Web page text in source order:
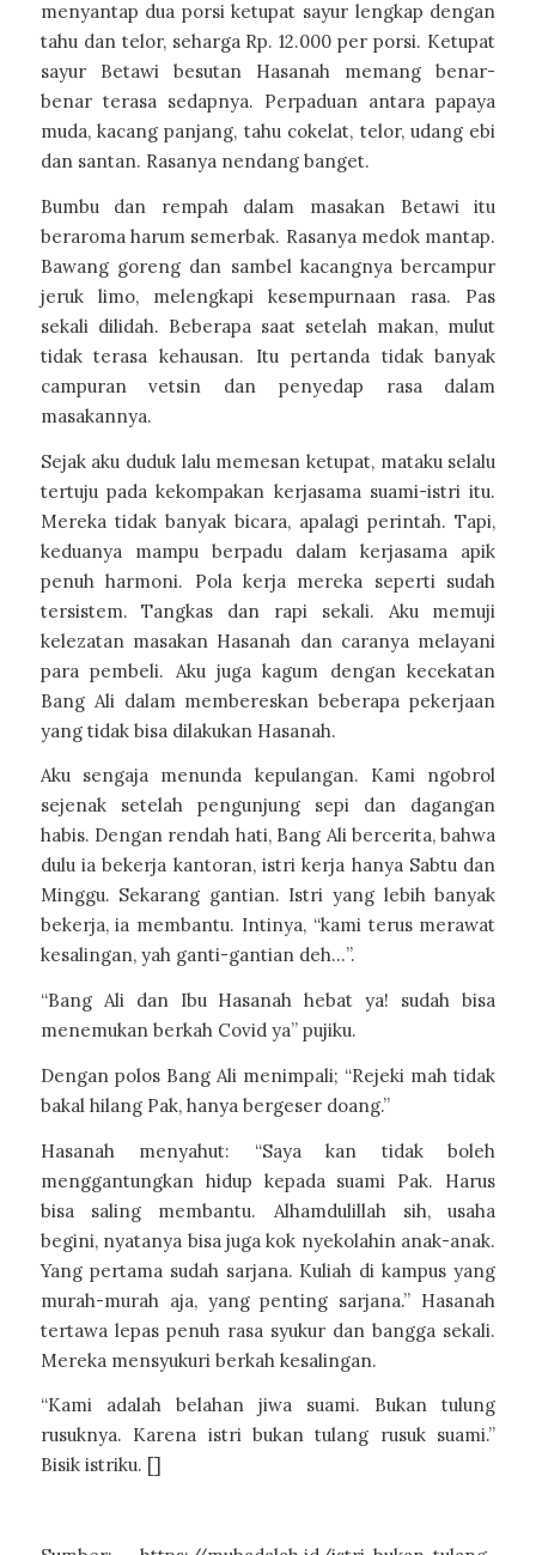
menyantap dua porsi ketupat sayur lengkap dengan
tahu dan telor, seharga Rp. 12.000 per porsi. Ketupat
sayur Betawi besutan Hasanah memang benar-
benar terasa sedapnya. Perpaduan antara papaya
muda, kacang panjang, tahu cokelat, telor, udang ebi
dan santan. Rasanya nendang banget.
Bumbu dan rempah dalam masakan Betawi itu
beraroma harum semerbak. Rasanya medok mantap.
Bawang goreng dan sambel kacangnya bercampur
jeruk limo, melengkapi kesempurnaan rasa. Pas
sekali dilidah. Beberapa saat setelah makan, mulut
tidak terasa kehausan. Itu pertanda tidak banyak
campuran vetsin dan penyedap rasa dalam
masakannya.
Sejak aku duduk lalu memesan ketupat, mataku selalu
tertuju pada kekompakan kerjasama suami-istri itu.
Mereka tidak banyak bicara, apalagi perintah. Tapi,
keduanya mampu berpadu dalam kerjasama apik
penuh harmoni. Pola kerja mereka seperti sudah
tersistem. Tangkas dan rapi sekali. Aku memuji
kelezatan masakan Hasanah dan caranya melayani
para pembeli. Aku juga kagum dengan kecekatan
Bang Ali dalam membereskan beberapa pekerjaan
yang tidak bisa dilakukan Hasanah.
Aku sengaja menunda kepulangan. Kami ngobrol
sejenak setelah pengunjung sepi dan dagangan
habis. Dengan rendah hati, Bang Ali bercerita, bahwa
dulu ia bekerja kantoran, istri kerja hanya Sabtu dan
Minggu. Sekarang gantian. Istri yang lebih banyak
bekerja, ia membantu. Intinya, “kami terus merawat
kesalingan, yah ganti-gantian deh…”.
“Bang Ali dan Ibu Hasanah hebat ya! sudah bisa
menemukan berkah Covid ya” pujiku.
Dengan polos Bang Ali menimpali; “Rejeki mah tidak
bakal hilang Pak, hanya bergeser doang.”
Hasanah menyahut: “Saya kan tidak boleh
menggantungkan hidup kepada suami Pak. Harus
bisa saling membantu. Alhamdulillah sih, usaha
begini, nyatanya bisa juga kok nyekolahin anak-anak.
Yang pertama sudah sarjana. Kuliah di kampus yang
murah-murah aja, yang penting sarjana.” Hasanah
tertawa lepas penuh rasa syukur dan bangga sekali.
Mereka mensyukuri berkah kesalingan.
“Kami adalah belahan jiwa suami. Bukan tulung
rusuknya. Karena istri bukan tulang rusuk suami.”
Bisik istriku. []